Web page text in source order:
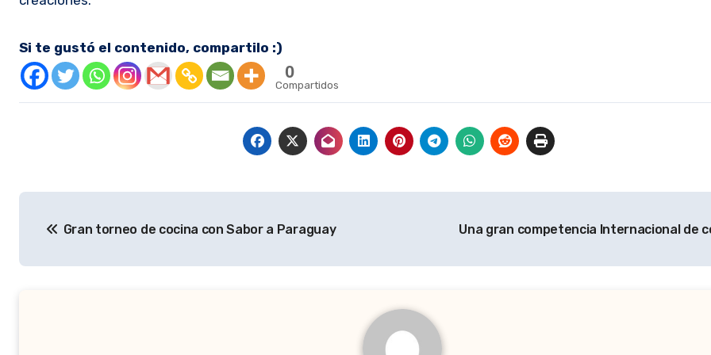
Si te gustó el contenido, compartilo :)
0
Compartidos
entradas
Gran torneo de cocina con Sabor a Paraguay Una gran competencia Internacional de